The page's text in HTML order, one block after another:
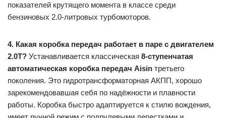
показателей крутящего момента в классе среди
бензиновых 2.0-литровых турбомоторов.
4. Какая коробка передач работает в паре с двигателем
2.0T? Устанавливается классическая 8-ступенчатая
автоматическая коробка передач Aisin третьего
поколения. Это гидротрансформаторная АКПП, хорошо
зарекомендовавшая себя по надёжности и плавности
работы. Коробка быстро адаптируется к стилю вождения,